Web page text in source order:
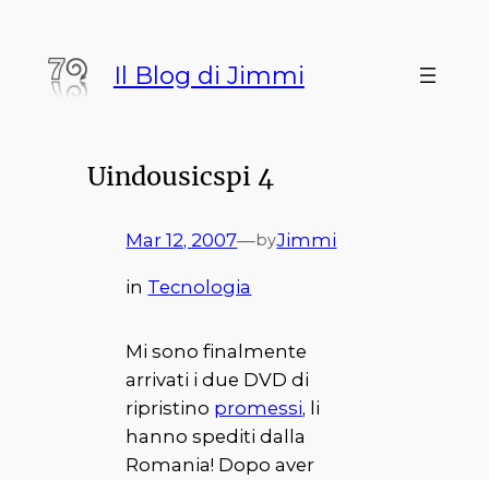
contenuto
Il Blog di Jimmi
Uindousicspi 4
Mar 12, 2007—byJimmi
in Tecnologia
Mi sono finalmente
arrivati i due DVD di
ripristino promessi, li
hanno spediti dalla
Romania! Dopo aver